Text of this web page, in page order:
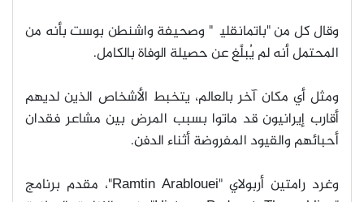
وقال كل من "باتمانقلیچ" وصحيفة واشنطن بوست بأنه من
المحتمل أنه لم يُبلَّغ عن حصيلة الوفاة بالكامل.
ومثل أي مكان آخر بالعالم، يتخبط الأشخاص الذين لديهم
أقارب إيرانيون قد ماتوا بسبب المرض بين مشاعر فقدان
أحبائهم والقيود المفروضة أثناء الدفن.
وغرد رامتين أربولاي "Ramtin Arablouei"
، مقدم برنامج